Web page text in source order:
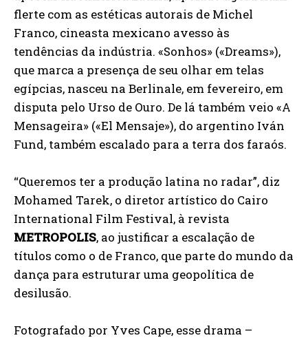
flerte com as estéticas autorais de Michel
Franco, cineasta mexicano avesso às
tendências da indústria. «Sonhos» («Dreams»),
que marca a presença de seu olhar em telas
egípcias, nasceu na Berlinale, em fevereiro, em
disputa pelo Urso de Ouro. De lá também veio «A
Mensageira» («El Mensaje»), do argentino Iván
Fund, também escalado para a terra dos faraós.
“Queremos ter a produção latina no radar”, diz
Mohamed Tarek, o diretor artístico do Cairo
International Film Festival, à revista
METROPOLIS, ao justificar a escalação de
títulos como o de Franco, que parte do mundo da
dança para estruturar uma geopolítica de
desilusão.
Fotografado por Yves Cape, esse drama –